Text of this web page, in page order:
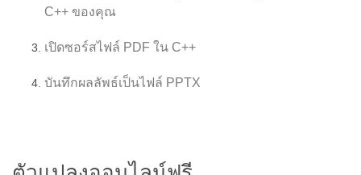
C++ ของคุณ
เปิดซอร์สไฟล์ PDF ใน C++
บันทึกผลลัพธ์เป็นไฟล์ PPTX